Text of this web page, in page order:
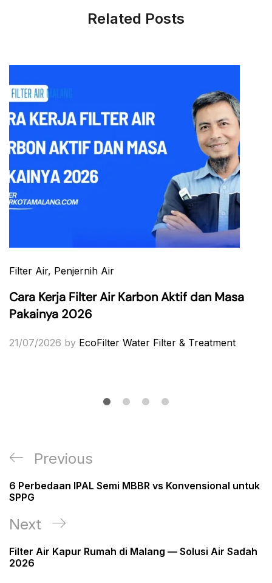
Related Posts
Filter Air, Penjernih Air
Cara Kerja Filter Air Karbon Aktif dan Masa
Pakainya 2026
21/07/2026 by EcoFilter Water Filter & Treatment
Post
Previous
Post
Previous
6 Perbedaan IPAL Semi MBBR vs Konvensional untuk
SPPG
Next
Post
Next
Filter Air Kapur Rumah di Malang — Solusi Air Sadah
2026